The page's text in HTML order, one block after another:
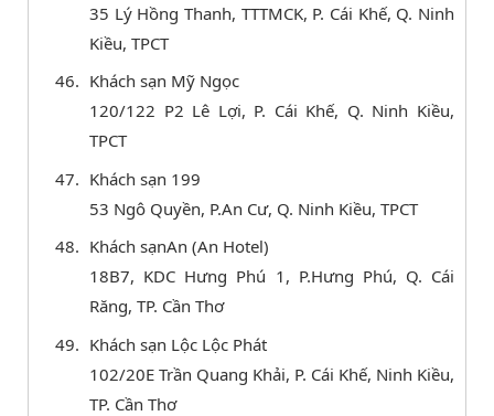
35 Lý Hồng Thanh, TTTMCK, P. Cái Khế, Q. Ninh
Kiều, TPCT
Khách sạn Mỹ Ngọc
120/122 P2 Lê Lợi, P. Cái Khế, Q. Ninh Kiều,
TPCT
Khách sạn 199
53 Ngô Quyền, P.An Cư, Q. Ninh Kiều, TPCT
Khách sạnAn (An Hotel)
18B7, KDC Hưng Phú 1, P.Hưng Phú, Q. Cái
Răng, TP. Cần Thơ
Khách sạn Lộc Lộc Phát
102/20E Trần Quang Khải, P. Cái Khế, Ninh Kiều,
TP. Cần Thơ